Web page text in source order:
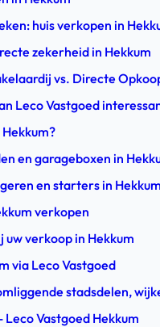
huis verkopen in
zekerheid in Hekkum
vs. Directe
Leco Vastgoed
en garageboxen in
en starters in Hekkum
verkopen
uw verkoop in Hekkum
via Leco Vastgoed
stadsdelen,
Vastgoed Hekkum